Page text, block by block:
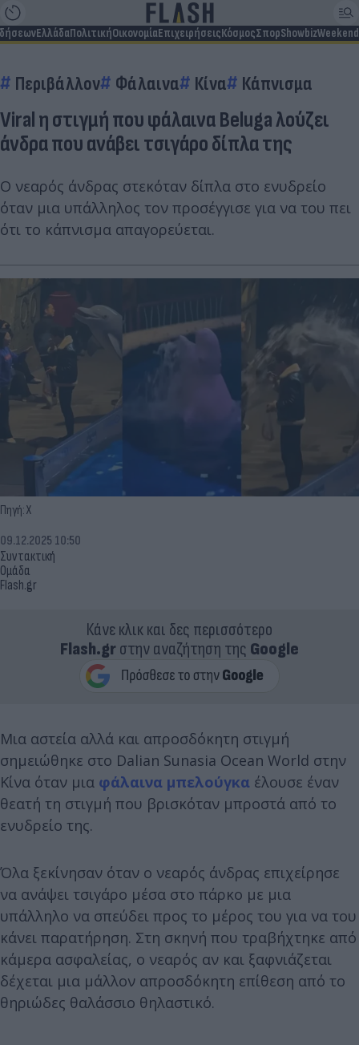
ΕλλάδαΠολιτικήΟικονομίαΕπιχειρήσειςΚόσμοςΣπορShowbizWeekend
Περιβάλλον Φάλαινα Κίνα Κάπνισμα
Viral η στιγμή που φάλαινα Beluga λούζει
άνδρα που ανάβει τσιγάρο δίπλα της
Ο νεαρός άνδρας στεκόταν δίπλα στο ενυδρείο
όταν μια υπάλληλος τον προσέγγισε για να του πει
ότι το κάπνισμα απαγορεύεται.
Πηγή: Χ
Συντακτική
Ομάδα
Flash.gr
09.12.2025 10:50
Κάνε κλικ και δες περισσότερο
Flash.grστην αναζήτηση της Google
Μια αστεία αλλά και απροσδόκητη στιγμή
σημειώθηκε στο Dalian Sunasia Ocean World στην
Κίνα όταν μια φάλαινα μπελούγκα έλουσε έναν
θεατή τη στιγμή που βρισκόταν μπροστά από το
ενυδρείο της.
Όλα ξεκίνησαν όταν ο νεαρός άνδρας επιχείρησε
να ανάψει τσιγάρο μέσα στο πάρκο με μια
υπάλληλο να σπεύδει προς το μέρος του για να του
κάνει παρατήρηση. Στη σκηνή που τραβήχτηκε από
κάμερα ασφαλείας, ο νεαρός αν και ξαφνιάζεται
δέχεται μια μάλλον απροσδόκητη επίθεση από το
θηριώδες θαλάσσιο θηλαστικό.